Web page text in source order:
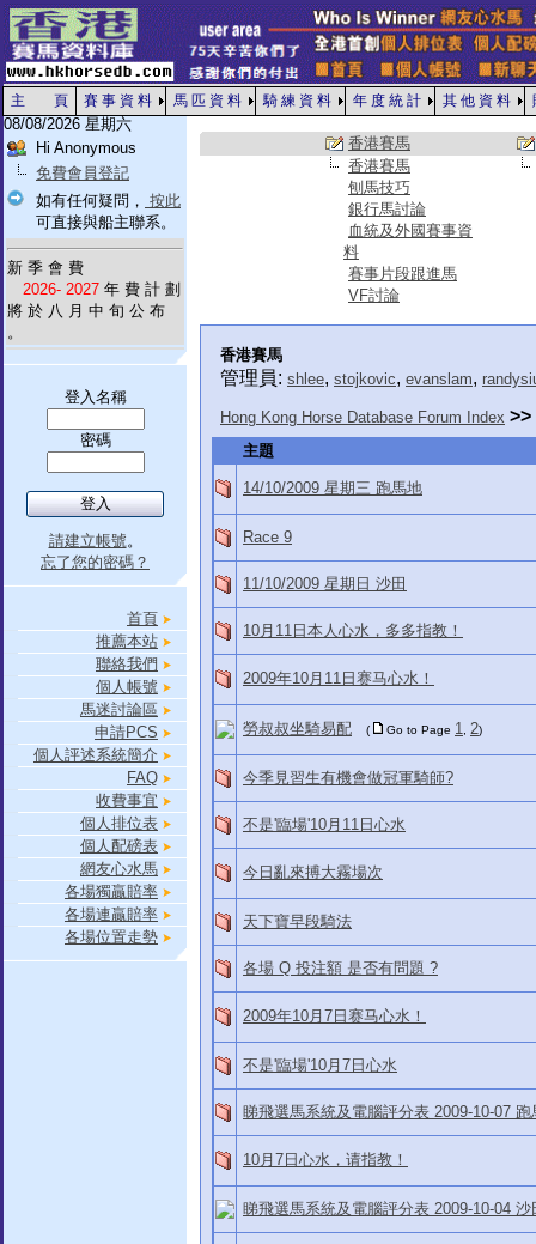
主 頁 賽 事 資 料 馬 匹 資 料 騎 練 資 料 年 度 統 計 其 他 資 料
08/08/2026 星期六
Hi Anonymous
免費會員登記
如有任何疑問， 按此
可直接與船主聯系。
新 季 會 費
2026- 2027 年 費 計 劃
將 於 八 月 中 旬 公 布
。
登入名稱
密碼
請建立帳號。
忘了您的密碼？
首頁
推薦本站
聯絡我們
個人帳號
馬迷討論區
申請PCS
個人評述系統簡介
FAQ
收費事宜
個人排位表
個人配磅表
網友心水馬
各場獨贏賠率
各場連贏賠率
各場位置走勢
香港賽馬
香港賽馬
刨馬技巧
銀行馬討論
血統及外國賽事資
料
賽事片段跟進馬
VF討論
香港賽馬
管理員: shlee, stojkovic, evanslam,
Hong Kong Horse Database Forum Index >>
主題
14/10/2009 星期三 跑馬地
Race 9
11/10/2009 星期日 沙田
10月11日本人心水，多多指教！
2009年10月11日赛马心水！
勞叔叔坐騎易配 ( Go to Page 1 2)
今季見習生有機會做冠軍騎師?
不是'臨場'10月11日心水
今日亂來搏大霧場次
天下寶早段騎法
各場 Q 投注額 是否有問題 ?
2009年10月7日赛马心水！
不是'臨場'10月7日心水
睇飛選馬系統及電腦評分表 2009-10-07 跑
10月7日心水，请指教！
睇飛選馬系統及電腦評分表 2009-10-04